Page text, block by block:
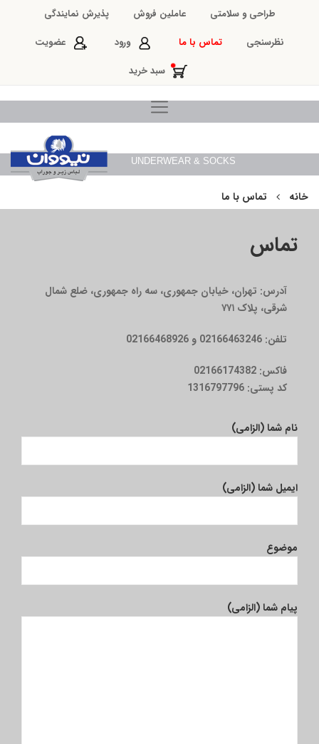
طراحی و سلامتی عاملین فروش
پذیرش نمایندگی
نظرسنجی
تماس با ما ورود
عضویت
سبد خرید
UNDERWEAR & SOCKS
خانه تماس با ما
تماس
آدرس: تهران، خیابان جمهوری، سه راه جمهوری، ضلع شمال
شرقی، پلاک ۷۷۱
تلفن:
فاکس:
کد پستی:
نام شما (الزامی)
ایمیل شما (الزامی)
موضوع
پیام شما (الزامی)